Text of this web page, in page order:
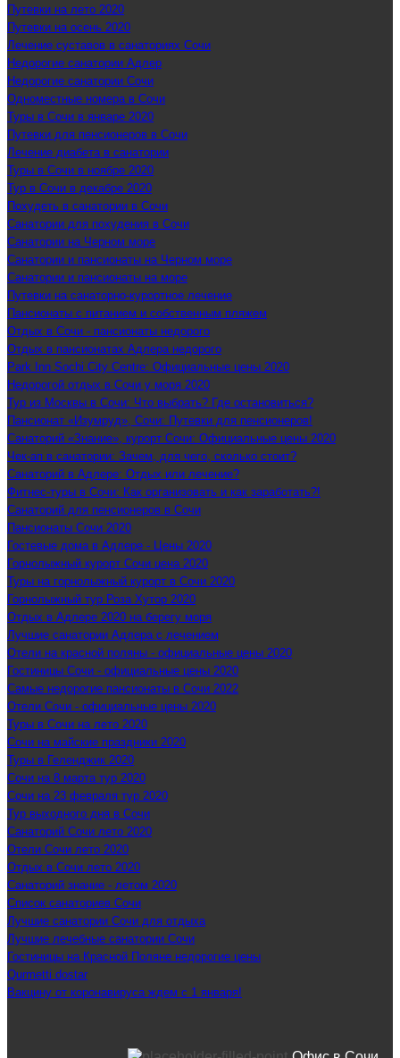
Путевки на лето 2020
Путевки на осень 2020
Лечение суставов в санаториях Сочи
Недорогие санатории Адлер
Недорогие санатории Сочи
Одноместные номера в Сочи
Туры в Сочи в январе 2020
Путевки для пенсионеров в Сочи
Лечение диабета в санатории
Туры в Сочи в ноябре 2020
Тур в Сочи в декабре 2020
Похудеть в санатории в Сочи
Санатории для похудения в Сочи
Санатории на Черном море
Санатории и пансионаты на Черном море
Санатории и пансионаты на море
Путевки на санаторно-курортное лечение
Пансионаты с питанием и собственным пляжем
Отдых в Сочи - пансионаты недорого
Отдых в пансионатах Адлера недорого
Park Inn Sochi City Centre: Официальные цены 2020
Недорогой отдых в Сочи у моря 2020
Тур из Москвы в Сочи: Что выбрать? Где остановиться?
Пансионат «Изумруд», Сочи: Путевки для пенсионеров!
Санаторий «Знание», курорт Сочи: Официальные цены 2020
Чек-ап в санатории: Зачем, для чего, сколько стоит?
Санаторий в Адлере: Отдых или лечение?
Фитнес-туры в Сочи: Как организовать и как заработать?!
Санаторий для пенсионеров в Сочи
Пансионаты Сочи 2020
Гостевые дома в Адлере - Цены 2020
Горнолыжный курорт Сочи цена 2020
Туры на горнолыжный курорт в Сочи 2020
Горнолыжный тур Роза Хутор 2020
Отдых в Адлере 2020 на берегу моря
Лучшие санатории Адлера с лечением
Отели на красной поляны - официальные цены 2020
Гостиницы Сочи - официальные цены 2020
Самые недорогие пансионаты в Сочи 2022
Отели Сочи - официальные цены 2020
Туры в Сочи на лето 2020
Сочи на майские праздники 2020
Туры в Геленджик 2020
Сочи на 8 марта тур 2020
Сочи на 23 февраля тур 2020
Тур выходного дня в Сочи
Санаторий Сочи лето 2020
Отели Сочи лето 2020
Отдых в Сочи лето 2020
Санаторий знание - летом 2020
Список санаториев Сочи
Лучшие санатории Сочи для отдыха
Лучшие лечебные санатории Сочи
Гостиницы на Красной Поляне недорогие цены
Qurmetti dostar
Вакцину от коронавируса ждем с 1 января!